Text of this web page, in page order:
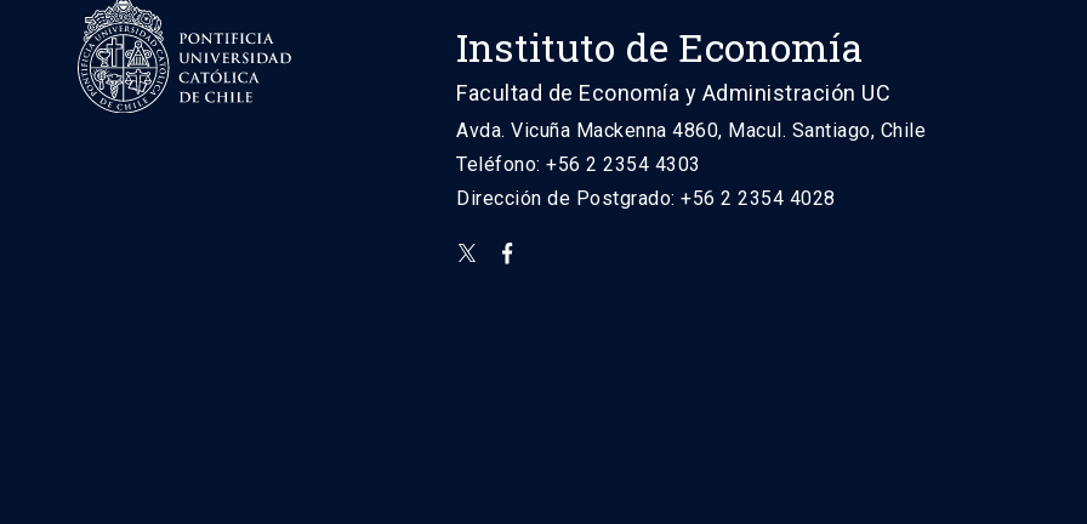
Instituto de Economía
Facultad de Economía y Administración UC
Avda. Vicuña Mackenna 4860, Macul. Santiago, Chile
Teléfono: +56 2 2354 4303
Dirección de Postgrado: +56 2 2354 4028